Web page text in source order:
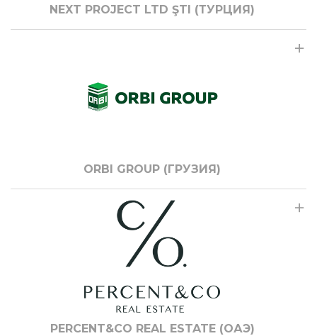
NEXT PROJECT LTD ŞTI (ТУРЦИЯ)
ORBI GROUP (ГРУЗИЯ)
PERCENT&CO REAL ESTATE (ОАЭ)